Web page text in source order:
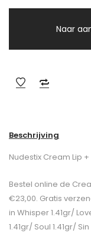
Naar
Beschrijving
Nudestix Cream Lip
Bestel online de
€23,00. Gratis
in Whisper 1.41gr/
1.41gr/ Soul 1.41gr/